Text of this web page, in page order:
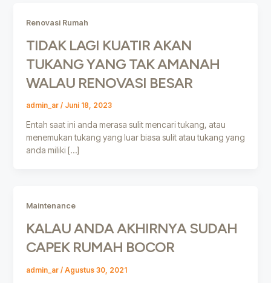
Renovasi Rumah
TIDAK LAGI KUATIR AKAN
TUKANG YANG TAK AMANAH
WALAU RENOVASI BESAR
admin_ar / Juni 18, 2023
Entah saat ini anda merasa sulit mencari tukang, atau
menemukan tukang yang luar biasa sulit atau tukang yang
anda miliki […]
Maintenance
KALAU ANDA AKHIRNYA SUDAH
CAPEK RUMAH BOCOR
admin_ar / Agustus 30, 2021